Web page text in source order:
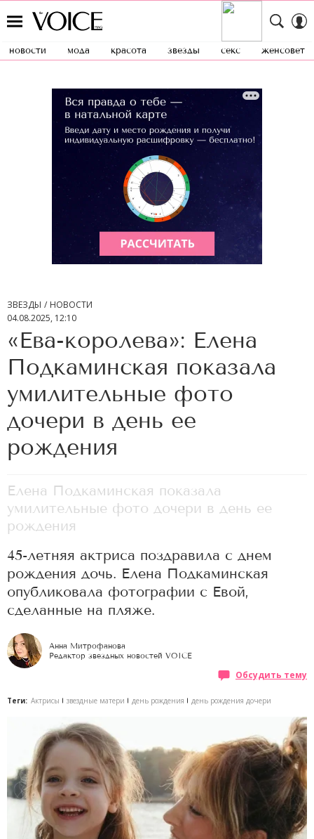
новости мода красота звезды секс женсовет
ЗВЕЗДЫ
НОВОСТИ
04.08.2025, 12:10
«Ева-королева»: Елена
Подкаминская показала
умилительные фото
дочери в день ее
рождения
Елена Подкаминская показала
умилительные фото дочери в день ее
рождения
45-летняя актриса поздравила с днем
рождения дочь. Елена Подкаминская
опубликовала фотографии с Евой,
сделанные на пляже.
Анна Митрофанова
Редактор звездных новостей VOICE
Обсудить тему
Теги: Актрисы звездные матери день рождения день рождения дочери